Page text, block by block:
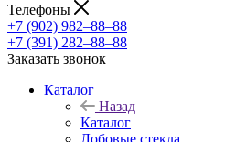
Телефоны
+7 (902) 982‒88‒88
+7 (391) 282‒88‒88
Заказать звонок
Каталог
Назад
Каталог
Лобовые стекла